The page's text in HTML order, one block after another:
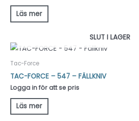
Läs mer
SLUT I LAGER
Tac-Force
TAC-FORCE – 547 – FÄLLKNIV
Logga in för att se pris
Läs mer